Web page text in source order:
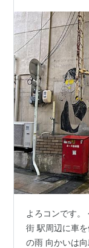
よろコンです
街 駅周辺に車
の雨 向かいは